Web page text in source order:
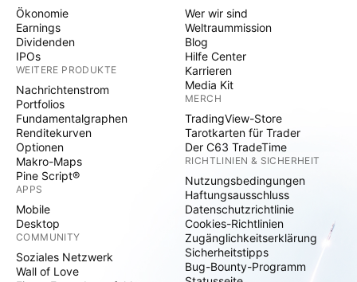
Ökonomie
Earnings
Dividenden
IPOs
WEITERE PRODUKTE
Nachrichtenstrom
Portfolios
Fundamentalgraphen
Renditekurven
Optionen
Makro-Maps
Pine Script®
APPS
Mobile
Desktop
COMMUNITY
Soziales Netzwerk
Wall of Love
Wer wir sind
Weltraummission
Blog
Hilfe Center
Karrieren
Media Kit
MERCH
TradingView-Store
Tarotkarten für Trader
Der C63 TradeTime
RICHTLINIEN & SICHERHEIT
Nutzungsbedingungen
Haftungsausschluss
Datenschutzrichtlinie
Cookies-Richtlinien
Zugänglichkeitserklärung
Sicherheitstipps
Bug-Bounty-Programm